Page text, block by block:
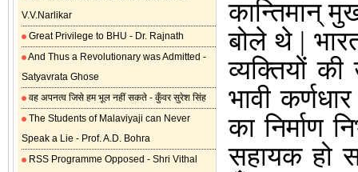
V.V.Narlikar
Great Privilege to BHU - Dr. Rajnath
And Thus a Revolutionary was Admitted -
Satyavrata Ghose
वह अपनत्व जिसे हम भूल नहीं सकते - कुँवर सुरेश सिंह
The Students of Malaviyaji can Never
Speak a Lie - Prof. A.D. Bohra
RSS Programme Opposed - Shri Vithal
कान्तिमान्
बोले थे |
व्यक्तियों
भावी
का निर्माण
सहायक हो